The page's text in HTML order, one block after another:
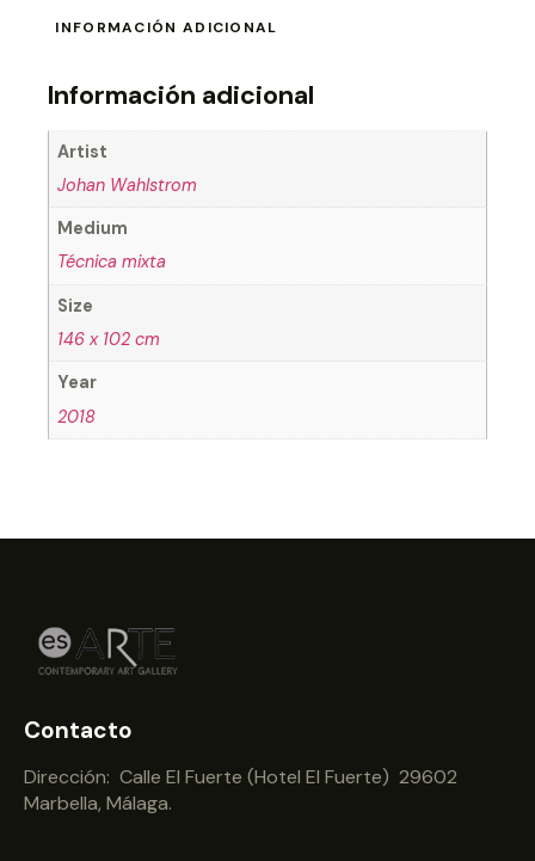
INFORMACIÓN ADICIONAL
Información adicional
Artist
Johan Wahlstrom
Medium
Técnica mixta
Size
146 x 102 cm
Year
2018
Contacto
Dirección: Calle El Fuerte (Hotel El Fuerte) 29602
Marbella, Málaga.